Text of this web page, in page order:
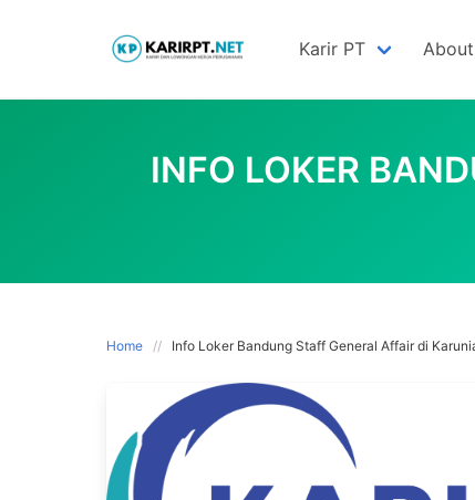
Karir PT About
INFO LOKER
Home Info Loker Bandung Staff General Affair di